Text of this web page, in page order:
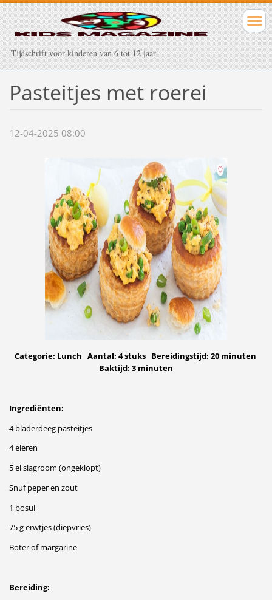
Tijdschrift voor kinderen van 6 tot 12 jaar
Pasteitjes met roerei
12-04-2025 08:00
Categorie: Lunch Aantal: 4 stuks Bereidingstijd: 20minuten
Baktijd: 3 minuten
Ingrediënten:
4 bladerdeeg pasteitjes
4 eieren
5 el slagroom (ongeklopt)
Snuf peper en zout
1 bosui
75 g erwtjes (diepvries)
Boter of margarine
Bereiding: